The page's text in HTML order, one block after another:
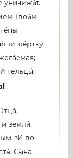
уничижи́т.
Твои́м
жéртву
тельцы́.
земли́,
3И во
Сы́на